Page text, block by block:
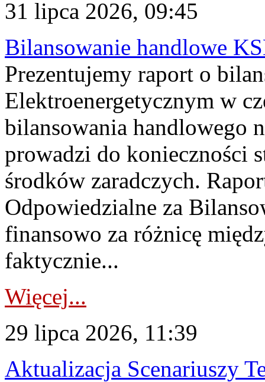
31 lipca 2026, 09:45
Bilansowanie handlowe
Prezentujemy raport o
Elektroenergetycznym w
bilansowania handlowego
prowadzi do konieczności
środków zaradczych.
Odpowiedzialne za
finansowo za różnicę
faktycznie...
Więcej...
29 lipca 2026, 11:39
Aktualizacja Scenariuszy